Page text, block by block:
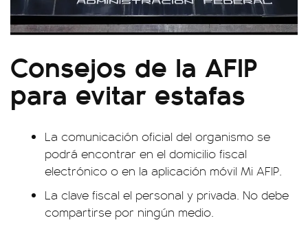
Consejos de la AFIP
para evitar estafas
La comunicación oficial del organismo se
podrá encontrar en el domicilio fiscal
electrónico o en la aplicación móvil Mi AFIP.
La clave fiscal el personal y privada. No debe
compartirse por ningún medio.